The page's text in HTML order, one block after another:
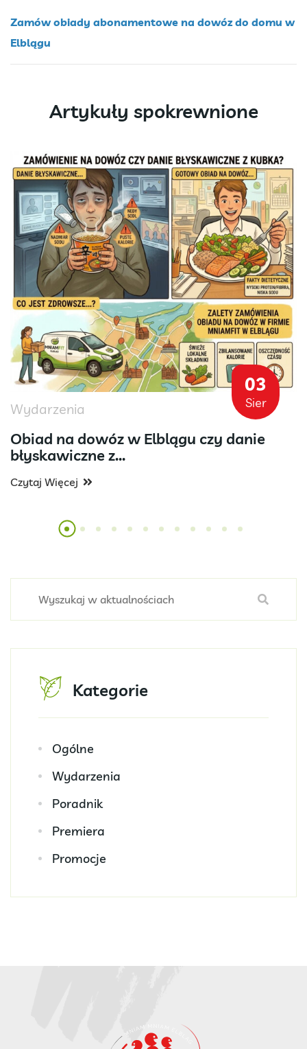
Zamów obiady abonamentowe na dowóz do domu w
Elblągu
Artykuły spokrewnione
03
Sier
Wydarzenia
Obiad na dowóz w Elblągu czy danie
błyskawiczne z...
Czytaj Więcej
Kategorie
Ogólne
Wydarzenia
Poradnik
Premiera
Promocje